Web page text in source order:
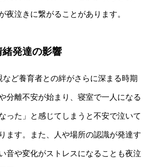
夜泣きに繋がることがあります。
発達の影響
ど養育者との絆がさらに深まる時期
分離不安が始まり、寝室で一人になる
った」と感じてしまうと不安で泣いて
ます。また、人や場所の認識が発達す
音や変化がストレスになることも夜泣